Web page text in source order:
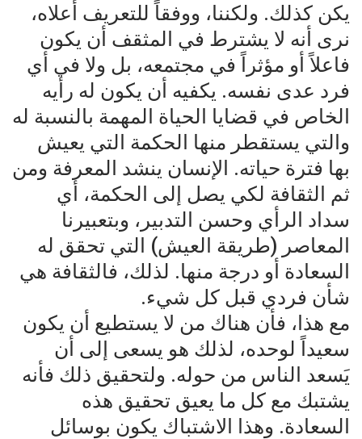
يكن كذلك. ولكننا، ووفقاً للتعريف أعلاه،
نرى أنه لا يشترط في المثقف أن يكون
فاعلاً أو مؤثراً في مجتمعه، بل ولا في أي
فرد عدى نفسه. يكفيه أن يكون له رأيه
الخاص في قضايا الحياة المهمة بالنسبة له
والتي يستقطر منها الحكمة التي يعيش
بها فترة حياته. الإنسان ينشد المعرفة ومن
ثم الثقافة لكي يصل إلى الحكمة، أي
سداد الرأي وحسن التدبير، وبتعبيرنا
المعاصر (طريقة العيش) التي تحقق له
السعادة أو درجة منها. لذلك، فالثقافة هي
شأن فردي قبل كل شيء.
مع هذا، فأن هناك من لا يستطيع أن يكون
سعيداً لوحده، لذلك هو يسعى إلى أن
يَسعد الناس من حوله. ولتحقيق ذلك فأنه
يشتبك مع كل ما يعيق تحقيق هذه
السعادة. وهذا الاشتباك يكون بوسائل